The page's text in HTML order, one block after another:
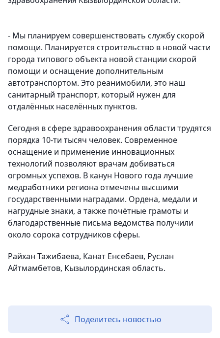
- Мы планируем совершенствовать службу скорой
помощи. Планируется строительство в новой части
города типового объекта новой станции скорой
помощи и оснащение дополнительным
автотранспортом. Это реанимобили, это наш
санитарный транспорт, который нужен для
отдалённых населённых пунктов.
Сегодня в сфере здравоохранения области трудятся
порядка 10-ти тысяч человек. Современное
оснащение и применение инновационных
технологий позволяют врачам добиваться
огромных успехов. В канун Нового года лучшие
медработники региона отмечены высшими
государственными наградами. Ордена, медали и
нагрудные знаки, а также почётные грамоты и
благодарственные письма ведомства получили
около сорока сотрудников сферы.
Райхан Тажибаева, Канат Енсебаев, Руслан
Айтмамбетов, Кызылординская область.
Поделитесь новостью